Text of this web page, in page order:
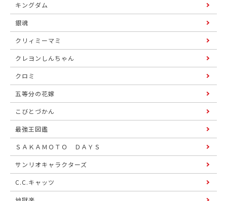
キングダム
銀魂
クリィミーマミ
クレヨンしんちゃん
クロミ
五等分の花嫁
こびとづかん
最強王図鑑
ＳＡＫＡＭＯＴＯ ＤＡＹＳ
サンリオキャラクターズ
C.C.キャッツ